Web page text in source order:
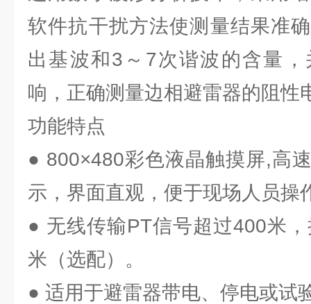
软件抗干扰方法使测量结果准
出基波和3～7次谐波的含量
响，正确测量边相避雷器的阻性
功能特点
● 800×480彩色液晶触摸屏,高
示，界面直观，便于现场人员操
● 无线传输PT信号超过400米
米（选配）。
● 适用于避雷器带电、停电或试